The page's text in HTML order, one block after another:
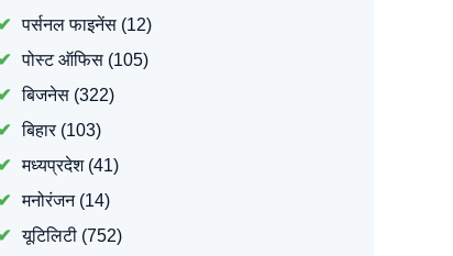
पर्सनल फाइनेंस(12)
पोस्ट ऑफिस(105)
बिजनेस(322)
बिहार(103)
मध्यप्रदेश(41)
मनोरंजन(14)
यूटिलिटी(752)